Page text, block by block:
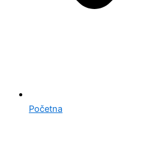
Početna